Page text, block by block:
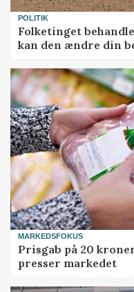
POLITIK
Folketinget
kan den ændre din
MARKEDSFOKUS
Prisgab på 20
presser markedet